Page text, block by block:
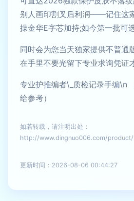
别人画印割叉后利润——记住这
操金华E字芯加持;如今第一批可
同时会为您当天独家提供不普通
在手里不要光留下专业求询凭证
专业护推编者\_质检记录手编\n
给参考）
如若转载，请注明出处：
http://www.dingnuo006.com/product/
更新时间：2026-08-06 00:44:27